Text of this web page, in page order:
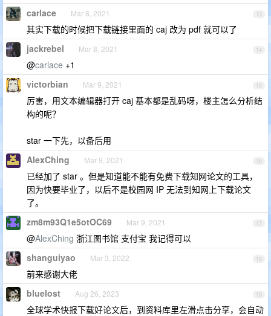
13
carlace Mar 8, 2021
其实下载的时候把下载链接里面的 caj 改为 pdf 就可以了
14
jackrebel Mar 8, 2021
@carlace +1
15
victorbian Mar 9, 2021
厉害，用文本编辑器打开 caj 基本都是乱码呀，楼主怎么分析结
构的呢？
star 一下先，以备后用
16
AlexChing Mar 9, 2021
已经加了 star 。但是知道能不能有免费下载知网论文的工具，
因为快要毕业了，以后不是校园网 IP 无法到知网上下载论文
了。
17
zm8m93Q1e5otOC69 Mar 9, 2021
@AlexChing 浙江图书馆 支付宝 我记得可以
18
shanguiyao Mar 3, 2022
前来感谢大佬
19
bluelost Aug 26, 2023
全球学术快报下载好论文后，到资料库里左滑点击分享，会自动